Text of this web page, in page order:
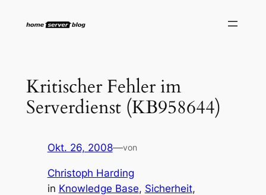
Inhalt
Kritischer Fehler im
Serverdienst (KB958644)
Okt. 26, 2008—von
Christoph Harding
in Knowledge Base, Sicherheit